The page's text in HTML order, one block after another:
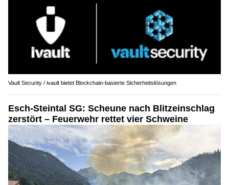
Vault Security / ivault bietet Blockchain-basierte Sicherheitslösungen
Esch-Steintal SG: Scheune nach Blitzeinschlag
zerstört – Feuerwehr rettet vier Schweine